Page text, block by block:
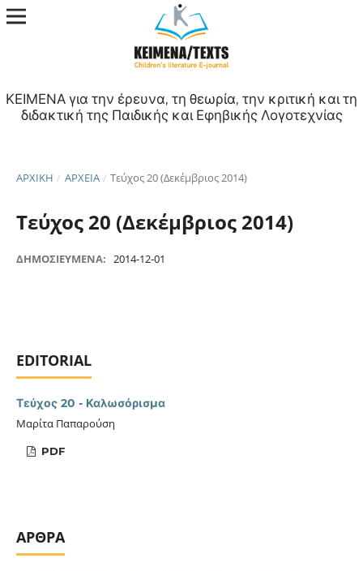
ΚΕΙΜΕΝΑ για την έρευνα, τη θεωρία, την κριτική και τη
διδακτική της Παιδικής και Εφηβικής Λογοτεχνίας
ΑΡΧΙΚΉ / ΑΡΧΕΊΑ / Τεύχος 20 (Δεκέμβριος 2014)
Τεύχος 20 (Δεκέμβριος 2014)
ΔΗΜΟΣΙΕΥΜΈΝΑ: 2014-12-01
EDITORIAL
Τεύχος 20 - Καλωσόρισμα
Μαρίτα Παπαρούση
PDF
ΑΡΘΡΑ